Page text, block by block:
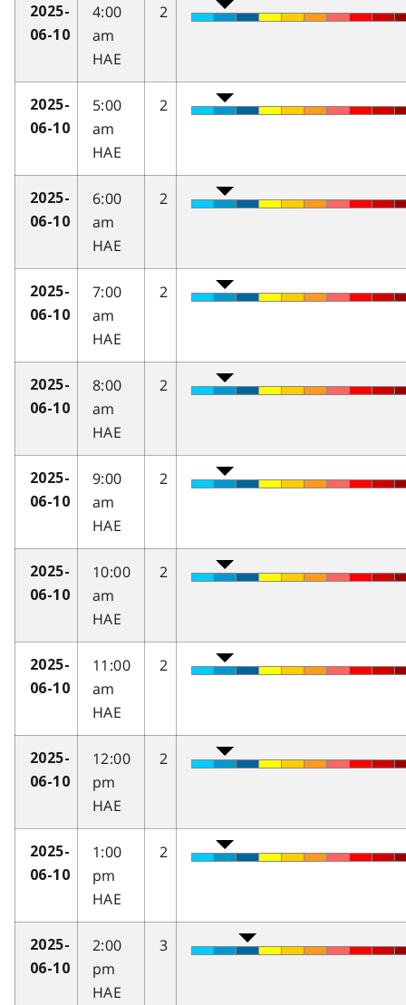
2025-
06-10
4:00
am
HAE
2
2025-
06-10
5:00
am
HAE
2
2025-
06-10
6:00
am
HAE
2
2025-
06-10
7:00
am
HAE
2
2025-
06-10
8:00
am
HAE
2
2025-
06-10
9:00
am
HAE
2
2025-
06-10
10:00
am
HAE
2
2025-
06-10
11:00
am
HAE
2
2025-
06-10
12:00
pm
HAE
2
2025-
06-10
1:00
pm
HAE
2
2025-
06-10
2:00
pm
HAE
3